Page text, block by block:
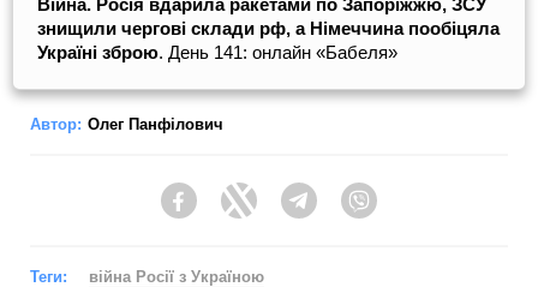
Війна. Росія вдарила ракетами по Запоріжжю, ЗСУ
знищили чергові склади рф, а Німеччина пообіцяла
Україні зброю. День 141: онлайн «Бабеля»
Автор: Олег Панфілович
FacebookTwitter Telegram
Теги: війна Росії з Україною